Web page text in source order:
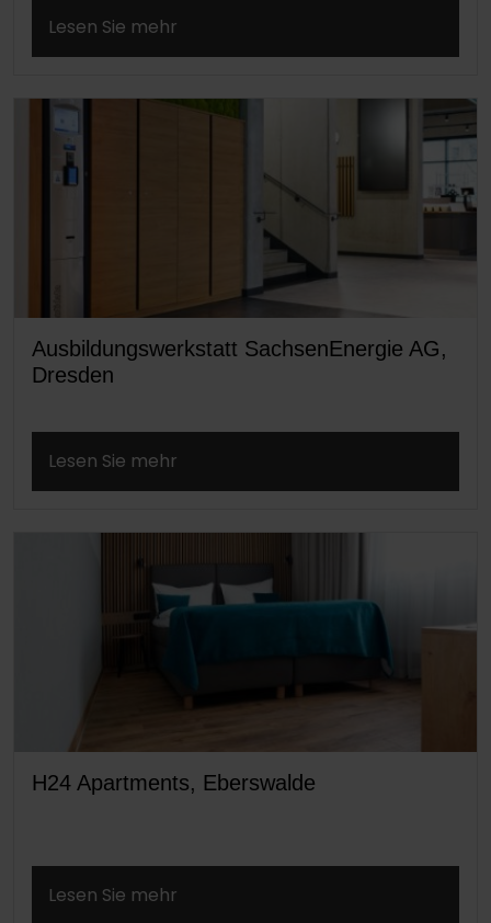
Lesen Sie mehr
Ausbildungswerkstatt SachsenEnergie AG,
Dresden
Lesen Sie mehr
H24 Apartments, Eberswalde
Lesen Sie mehr